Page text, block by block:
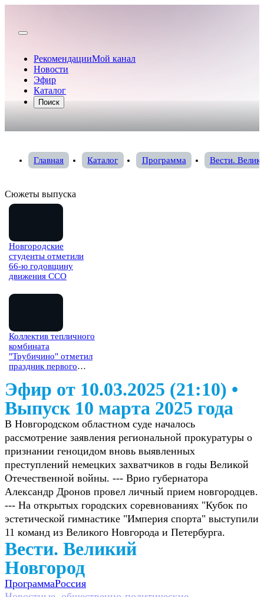
РекомендацииМой канал
Новости
Эфир
Каталог
Поиск
Главная Каталог Программа Вести.
Сюжеты выпуска
Новгородские
студенты отметили
66-ю годовщину
движения ССО
Коллектив тепличного
комбината
"Трубичино" отметил
праздник первого
Эфир от 10.03.2025 (21:10) •
Выпуск 10 марта 2025 года
В Новгородском областном суде началось
рассмотрение заявления региональной прокуратуры о
признании геноцидом вновь выявленных
преступлений немецких захватчиков в годы Великой
Отечественной войны. --- Врио губернатора
Александр Дронов провел личный прием новгородцев.
--- На открытых городских соревнованиях "Кубок по
эстетической гимнастике "Империя спорта" выступили
11 команд из Великого Новгорода и Петербурга.
Вести. Великий
Новгород
ПрограммаРоссия